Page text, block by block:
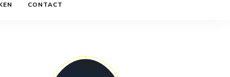
CONTACT